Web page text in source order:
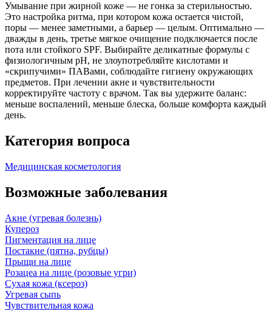
Умывание при жирной коже — не гонка за стерильностью.
Это настройка ритма, при котором кожа остается чистой,
поры — менее заметными, а барьер — целым. Оптимально —
дважды в день, третье мягкое очищение подключается после
пота или стойкого SPF. Выбирайте деликатные формулы с
физиологичным pH, не злоупотребляйте кислотами и
«скрипучими» ПАВами, соблюдайте гигиену окружающих
предметов. При лечении акне и чувствительности
корректируйте частоту с врачом. Так вы удержите баланс:
меньше воспалений, меньше блеска, больше комфорта каждый
день.
Категория вопроса
Медицинская косметология
Возможные заболевания
Акне (угревая болезнь)
Купероз
Пигментация на лице
Постакне (пятна, рубцы)
Прыщи на лице
Розацеа на лице (розовые угри)
Сухая кожа (ксероз)
Угревая сыпь
Чувствительная кожа